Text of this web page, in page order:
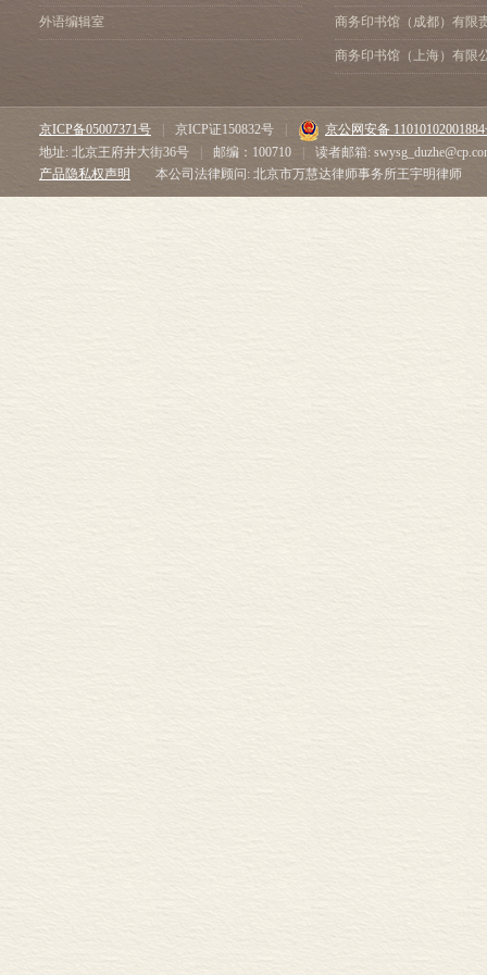
外语编辑室 商务印书馆（成都）有限
商务印书馆（上海）有限
京ICP备05007371号 京ICP证150832号
京公网安备
地址: 北京王府井大街36号
邮编：100710
读者邮箱:
产品隐私权声明
本公司法律顾问: 北京市万慧达律师事务所王宇明律师